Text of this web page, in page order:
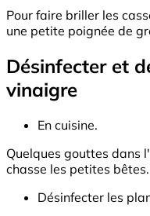
Pour faire briller les
une petite poignée de
Désinfecter et
vinaigre
En cuisine.
Quelques gouttes dans
chasse les petites bêtes.
Désinfecter les